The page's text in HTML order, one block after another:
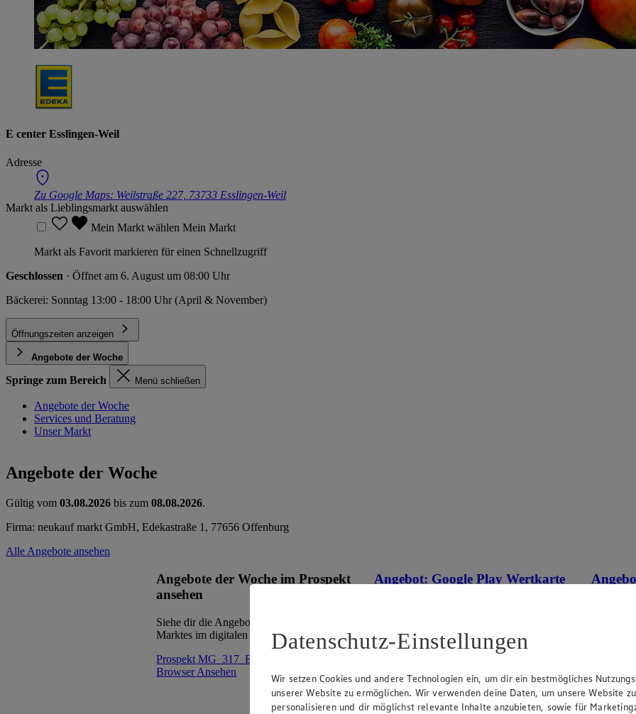
E center Esslingen-Weil
Adresse
Zu Google Maps: Weilstraße 227, 73733 Esslingen-Weil
Markt als Lieblingsmarkt auswählen
Mein Markt wählen Mein Markt
Markt als Favorit markieren für einen Schnellzugriff
Geschlossen · Öffnet am 6. August um 08:00 Uhr
Bäckerei: Sonntag 13:00 - 18:00 Uhr (April & November)
Öffnungszeiten anzeigen
Angebote der Woche
Springe zum Bereich Menü schließen
Angebote der Woche
Services und Beratung
Unser Markt
Angebote der Woche
Gültig vom 03.08.2026 bis zum 08.08.2026.
Firma: neukauf markt GmbH, Edekastraße 1, 77656 Offenburg
Alle Angebote ansehen
Angebote der Woche im Prospekt
ansehen
Siehe dir die Angebote der Woche deines
Marktes im digitalen Blätterkatalog an.
Prospekt MG_317_EC_EsslingenWeil im
BrowserAnsehen
Angebot: Google Play Wertkarte
100.00
Festpreis von 100.00€
• Nur in
Datenschutz-Einstellungen
Wir setzen Cookies und andere Technologien ein, um dir ein bestmögliches
unserer Website zu ermöglichen. Wir verwenden deine Daten, um unsere Website zu
personalisieren und dir möglichst relevante Inhalte anzubieten, sowie für